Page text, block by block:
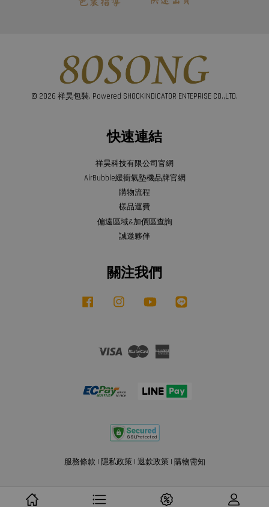
© 2026 祥昊包裝. Powered SHOCKINDICATOR ENTEPRISE CO.,LTD.
快速連結
祥昊科技有限公司官網
AirBubble緩衝氣墊機品牌官網
購物流程
樣品運費
偏遠區域&加價區查詢
誠邀夥伴
關注我們
Facebook Instagram YouTube
Visa Master
服務條款 | 隱私政策| 退款政策| 購物需知